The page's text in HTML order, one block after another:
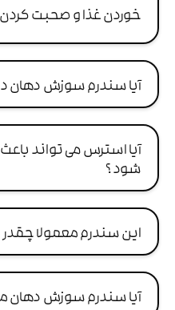
خوردن غذا و صحبت
آیا سندرم سوزش دهان
آیا استرس می تواند
شود ؟
این سندرم معمولا
آیا سندرم سوزش دهان